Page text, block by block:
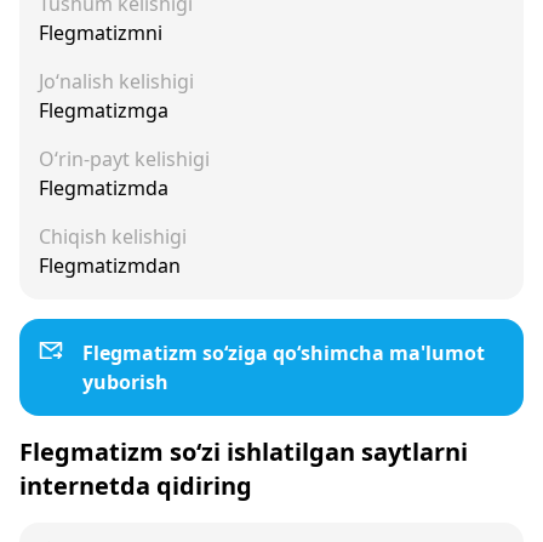
Flegmatizmni
Jo‘nalish kelishigi
Flegmatizmga
O‘rin-payt kelishigi
Flegmatizmda
Chiqish kelishigi
Flegmatizmdan
Flegmatizm so‘ziga qo‘shimcha ma'lumot
yuborish
Flegmatizm so‘zi ishlatilgan saytlarni
internetda qidiring